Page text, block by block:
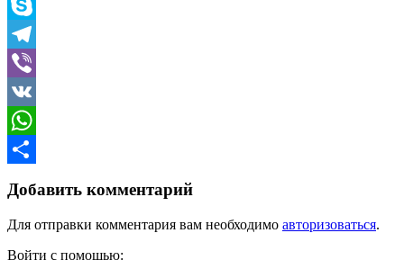
Odnoklassniki
Skype
Telegram
Viber
VK
WhatsApp
Добавить комментарий
Для отправки комментария вам необходимо авторизоваться.
Войти с помощью: